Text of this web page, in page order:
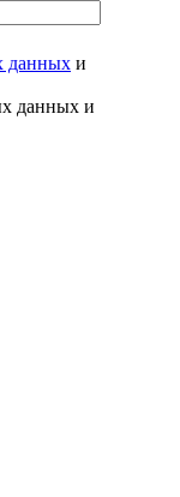
данных и
данных и